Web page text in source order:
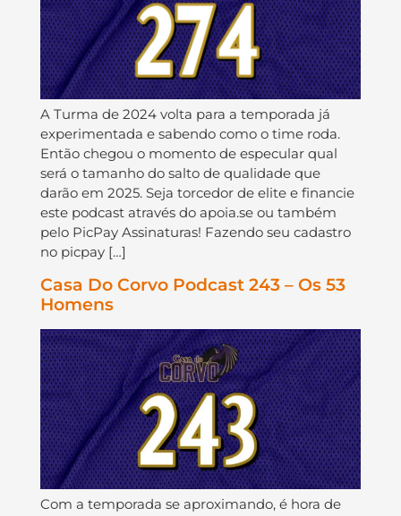
A Turma de 2024 volta para a temporada já
experimentada e sabendo como o time roda.
Então chegou o momento de especular qual
será o tamanho do salto de qualidade que
darão em 2025. Seja torcedor de elite e financie
este podcast através do apoia.se ou também
pelo PicPay Assinaturas! Fazendo seu cadastro
no picpay […]
Casa Do Corvo Podcast 243 – Os 53
Homens
Com a temporada se aproximando, é hora de